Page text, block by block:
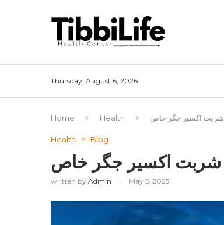
Thursday, August 6, 2026
Home Health شربت اکسیر جگر خاص
Health Blog
شربت اکسیر جگر خاص
written by Admin May 5, 2025